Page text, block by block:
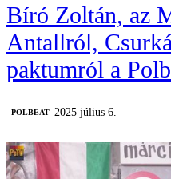
Bíró Zoltán, az
Antallról,
paktumról a
‎POLBEAT 2025 július 6.